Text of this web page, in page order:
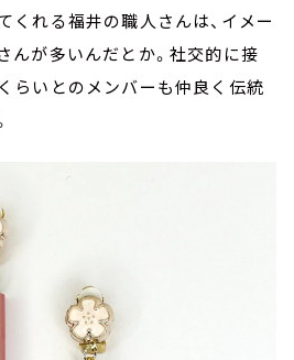
くれる福井の職人さんは、イメー
んが多いんだとか。社交的に接
らいとのメンバーも仲良く伝統